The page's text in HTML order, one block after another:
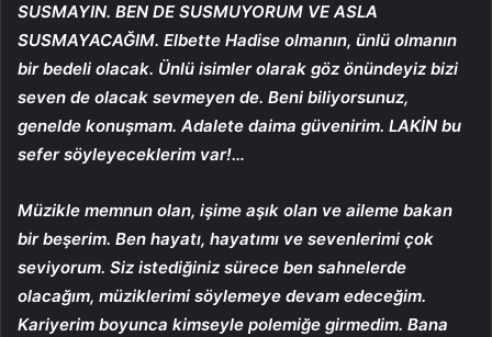
SUSMAYIN. BEN DE SUSMUYORUM VE ASLA
SUSMAYACAĞIM. Elbette Hadise olmanın, ünlü olmanın
bir bedeli olacak. Ünlü isimler olarak göz önündeyiz bizi
seven de olacak sevmeyen de. Beni biliyorsunuz,
genelde konuşmam. Adalete daima güvenirim. LAKİN bu
sefer söyleyeceklerim var!…
Müzikle memnun olan, işime aşık olan ve aileme bakan
bir beşerim. Ben hayatı, hayatımı ve sevenlerimi çok
seviyorum. Siz istediğiniz sürece ben sahnelerde
olacağım, müziklerimi söylemeye devam edeceğim.
Kariyerim boyunca kimseyle polemiğe girmedim. Bana